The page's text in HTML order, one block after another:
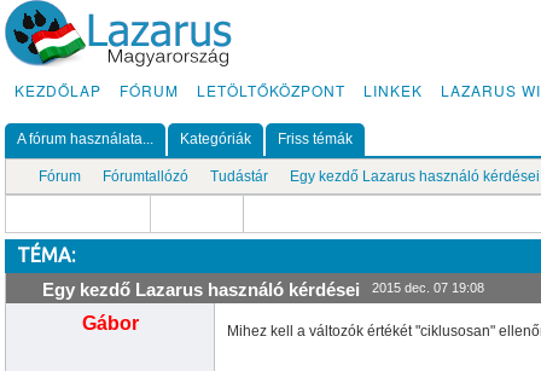
KEZDŐLAP FÓRUM LETÖLTŐKÖZPONT LINKEK LAZARUS
A fórum használata... Kategóriák Friss témák
Fórum Fórumtallózó Tudástár Egy kezdő Lazarus használó kérdései
TÉMA:
Egy kezdő Lazarus használó kérdései 2015 dec. 07 19:08
Gábor Mihez kell a változók értékét "ciklusosan"